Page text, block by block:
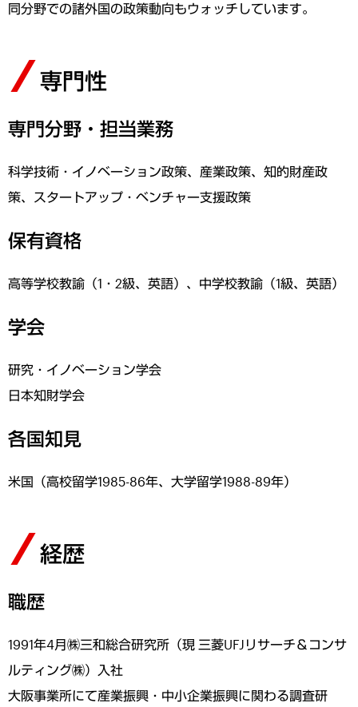
同分野での諸外国の政策動向もウォッチしています。
専門性
専門分野・担当業務
科学技術・イノベーション政策、産業政策、知的財産政
策、スタートアップ・ベンチャー支援政策
保有資格
高等学校教諭（1・2級、英語）、中学校教諭（1級、英語）
学会
研究・イノベーション学会
日本知財学会
各国知見
米国（高校留学1985-86年、大学留学1988-89年）
経歴
職歴
1991年4月㈱三和総合研究所（現 三菱UFJリサーチ＆コンサ
ルティング㈱）入社
大阪事業所にて産業振興・中小企業振興に関わる調査研